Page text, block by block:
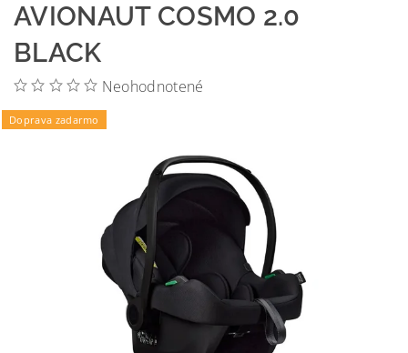
AVIONAUT COSMO 2.0
BLACK
Neohodnotené
Doprava zadarmo